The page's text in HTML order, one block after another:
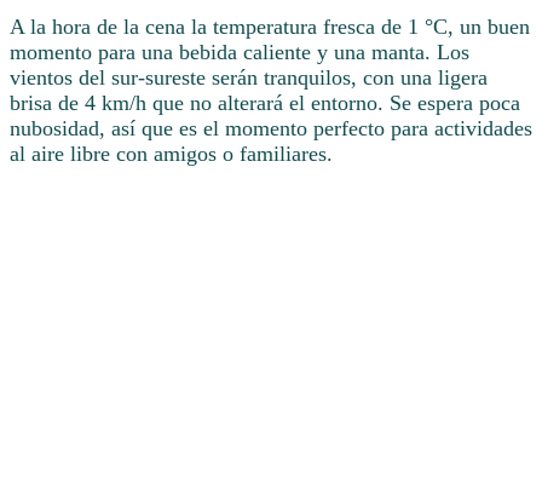
A la hora de la cena la temperatura fresca de 1 °C, un buen
momento para una bebida caliente y una manta. Los
vientos del sur-sureste serán tranquilos, con una ligera
brisa de 4 km/h que no alterará el entorno. Se espera poca
nubosidad, así que es el momento perfecto para actividades
al aire libre con amigos o familiares.